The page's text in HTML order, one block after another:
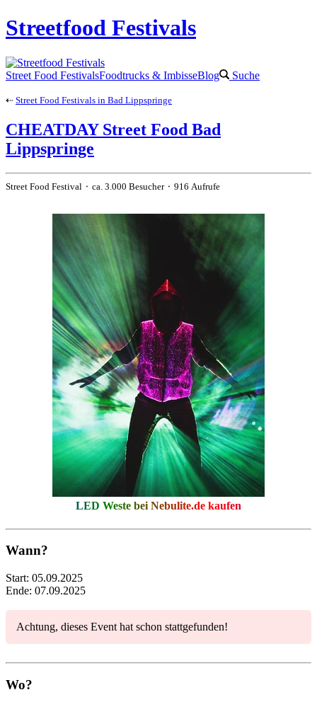
Streetfood Festivals
Street Food FestivalsFoodtrucks & ImbisseBlog Suche
⇠ Street Food Festivals in Bad Lippspringe
CHEATDAY Street Food Bad
Lippspringe
Street Food Festival ⬝ ca. 3.000 Besucher ⬝ 916 Aufrufe
LED Weste bei Nebulite.de kaufen
Wann?
Start: 05.09.2025
Ende: 07.09.2025
Achtung, dieses Event hat schon stattgefunden!
Wo?